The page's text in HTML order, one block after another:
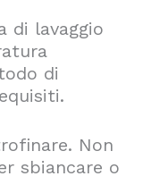
di lavaggio
di
Non
sbiancare o